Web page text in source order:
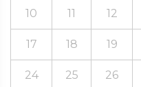
10 11 12
17 18 19
24 25 26